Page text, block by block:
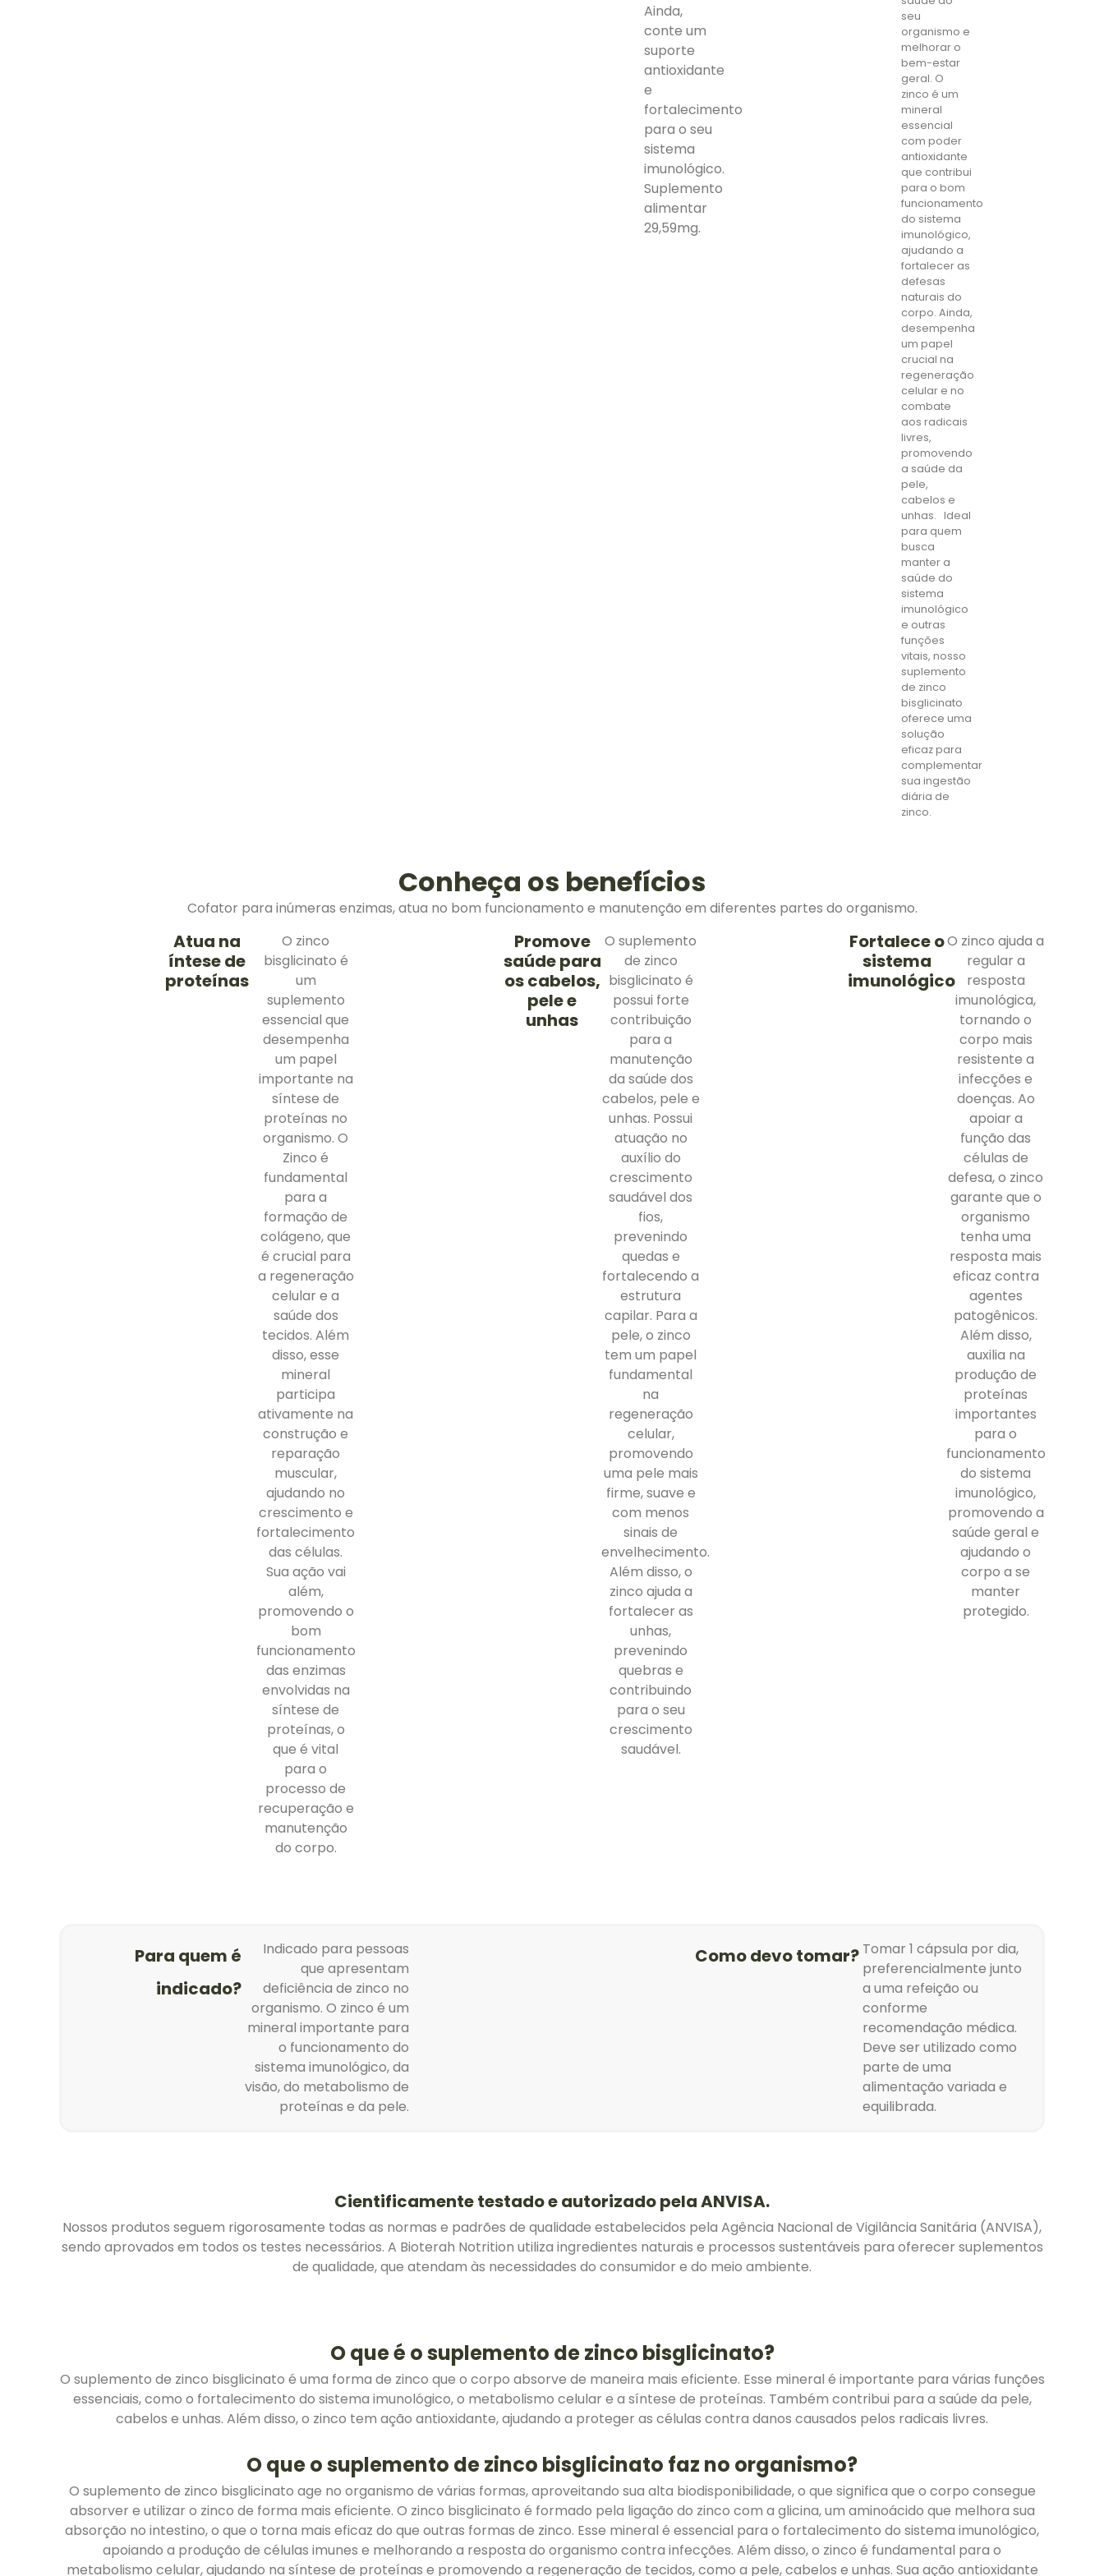
Ainda,
conte um
suporte
antioxidante
e
fortalecimento
para o seu
sistema
imunológico.
Suplemento
alimentar
29,59mg.
seu
organismo e
melhorar o
bem-estar
geral. O
zinco é um
mineral
essencial
com poder
antioxidante
que contribui
para o bom
funcionamento
do sistema
imunológico,
ajudando a
fortalecer as
defesas
naturais do
corpo. Ainda,
desempenha
um papel
crucial na
regeneração
celular e no
combate
aos radicais
livres,
promovendo
a saúde da
pele,
cabelos e
unhas. Ideal
para quem
busca
manter a
saúde do
sistema
imunológico
e outras
funções
vitais, nosso
suplemento
de zinco
bisglicinato
oferece uma
solução
eficaz para
complementar
sua ingestão
diária de
zinco.
Conheça os benefícios
Cofator para inúmeras enzimas, atua no bom funcionamento e manutenção em diferentes partes do organismo.
Atua na
íntese de
proteínas
O zinco
bisglicinato é
um
suplemento
essencial que
desempenha
um papel
importante na
síntese de
proteínas no
organismo. O
Zinco é
fundamental
para a
formação de
colágeno, que
é crucial para
a regeneração
celular e a
saúde dos
tecidos. Além
disso, esse
mineral
participa
ativamente na
construção e
reparação
muscular,
ajudando no
crescimento e
fortalecimento
das células.
Sua ação vai
além,
promovendo o
bom
funcionamento
das enzimas
envolvidas na
síntese de
proteínas, o
que é vital
para o
processo de
recuperação e
manutenção
do corpo.
Promove
saúde para
os cabelos,
pele e
unhas
O suplemento
de zinco
bisglicinato é
possui forte
contribuição
para a
manutenção
da saúde dos
cabelos, pele e
unhas. Possui
atuação no
auxílio do
crescimento
saudável dos
fios,
prevenindo
quedas e
fortalecendo a
estrutura
capilar. Para a
pele, o zinco
tem um papel
fundamental
na
regeneração
celular,
promovendo
uma pele mais
firme, suave e
com menos
sinais de
envelhecimento.
Além disso, o
zinco ajuda a
fortalecer as
unhas,
prevenindo
quebras e
contribuindo
para o seu
crescimento
saudável.
Fortalece o
sistema
imunológico
O zinco ajuda a
regular a
resposta
imunológica,
tornando o
corpo mais
resistente a
infecções e
doenças. Ao
apoiar a
função das
células de
defesa, o zinco
garante que o
organismo
tenha uma
resposta mais
eficaz contra
agentes
patogênicos.
Além disso,
auxilia na
produção de
proteínas
importantes
para o
funcionamento
do sistema
imunológico,
promovendo a
saúde geral e
ajudando o
corpo a se
manter
protegido.
Para quem é
indicado?
Indicado para pessoas
que apresentam
deficiência de zinco no
organismo. O zinco é um
mineral importante para
o funcionamento do
sistema imunológico, da
visão, do metabolismo de
proteínas e da pele.
Como devo tomar? Tomar 1 cápsula por dia,
preferencialmente junto
a uma refeição ou
conforme
recomendação médica.
Deve ser utilizado como
parte de uma
alimentação variada e
equilibrada.
Cientificamente testado e autorizado pela ANVISA.
Nossos produtos seguem rigorosamente todas as normas e padrões de qualidade estabelecidos pela Agência Nacional de Vigilância Sanitária (ANVISA),
sendo aprovados em todos os testes necessários. A Bioterah Notrition utiliza ingredientes naturais e processos sustentáveis para oferecer suplementos
de qualidade, que atendam às necessidades do consumidor e do meio ambiente.
O que é o suplemento de zinco bisglicinato?
O suplemento de zinco bisglicinato é uma forma de zinco que o corpo absorve de maneira mais eficiente. Esse mineral é importante para várias funções
essenciais, como o fortalecimento do sistema imunológico, o metabolismo celular e a síntese de proteínas. Também contribui para a saúde da pele,
cabelos e unhas. Além disso, o zinco tem ação antioxidante, ajudando a proteger as células contra danos causados pelos radicais livres.
O que o suplemento de zinco bisglicinato faz no organismo?
O suplemento de zinco bisglicinato age no organismo de várias formas, aproveitando sua alta biodisponibilidade, o que significa que o corpo consegue
absorver e utilizar o zinco de forma mais eficiente. O zinco bisglicinato é formado pela ligação do zinco com a glicina, um aminoácido que melhora sua
absorção no intestino, o que o torna mais eficaz do que outras formas de zinco. Esse mineral é essencial para o fortalecimento do sistema imunológico,
apoiando a produção de células imunes e melhorando a resposta do organismo contra infecções. Além disso, o zinco é fundamental para o
metabolismo celular, ajudando na síntese de proteínas e promovendo a regeneração de tecidos, como a pele, cabelos e unhas. Sua ação antioxidante